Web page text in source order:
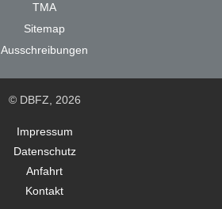
TMA
Sitemap
Ausschreibungen
© DBFZ, 2026
Impressum
Datenschutz
Anfahrt
Kontakt